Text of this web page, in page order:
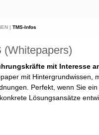
| TMS-Infos
(Whitepapers)
mit Interesse
mit Hintergrundwissen,
Perfekt, wenn Sie
Lösungsansätze